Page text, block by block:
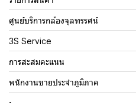
ศูนย์บริการกล้องจุลทรรศน์
3S Service
การสะสมคะแนน
พนักงานขายประจำภูมิภาค
.